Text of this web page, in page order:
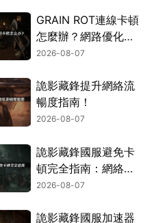
GRAIN ROT連線卡頓
怎麼辦？網路優化這
樣解決！
2026-08-07
詭影藏鋒提升網絡流
暢度指南！
2026-08-07
詭影藏鋒國服避免卡
頓完全指南：網絡優
化與解決技巧！
2026-08-07
詭影藏鋒國服加速器